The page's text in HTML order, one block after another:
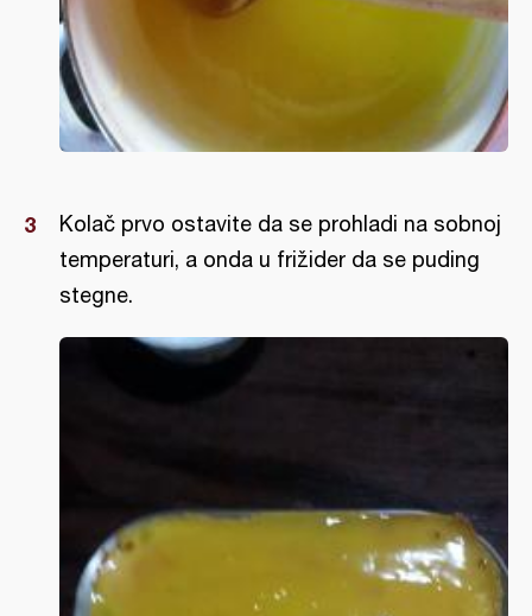
Kolač prvo ostavite da se prohladi na sobnoj
temperaturi, a onda u frižider da se puding
stegne.